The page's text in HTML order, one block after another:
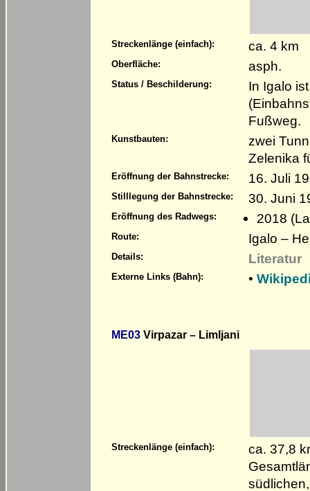
Streckenlänge (einfach): ca. 4 km
Oberfläche: asph.
Status / Beschilderung:
In Igalo
Fußweg.
Kunstbauten:
zwei
Zelenika
Eröffnung der Bahnstrecke: 16. Juli
Stilllegung der Bahnstrecke: 30. Juni
Eröffnung des Radwegs: 2018
Route: Igalo –
Details: Literatur
Externe Links (Bahn): •
ME03 Virpazar – Limljani
Streckenlänge (einfach):
ca. 37,8